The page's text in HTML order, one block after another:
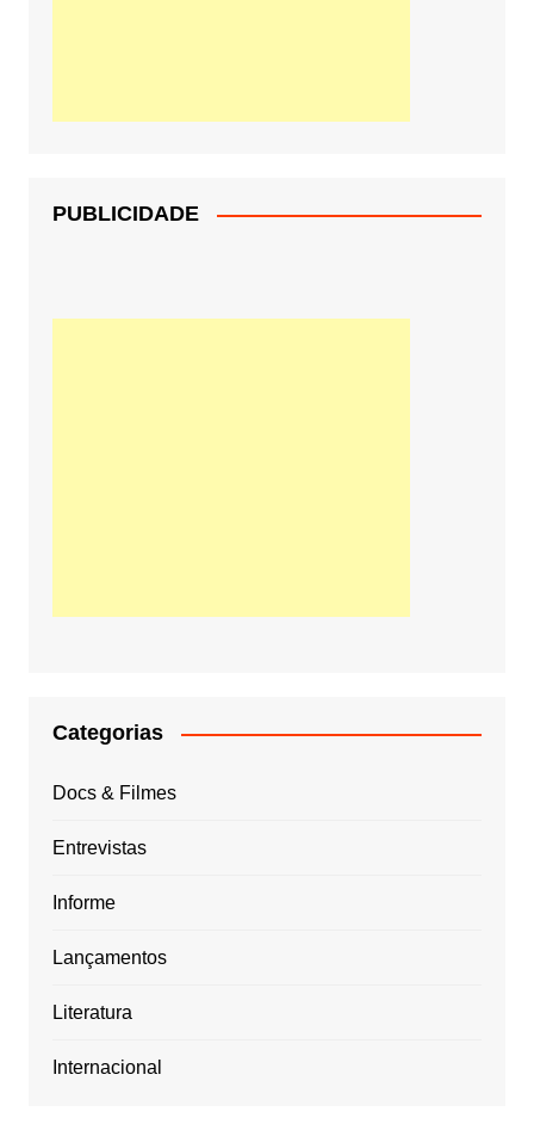
PUBLICIDADE
Categorias
Docs & Filmes
Entrevistas
Informe
Lançamentos
Literatura
Internacional